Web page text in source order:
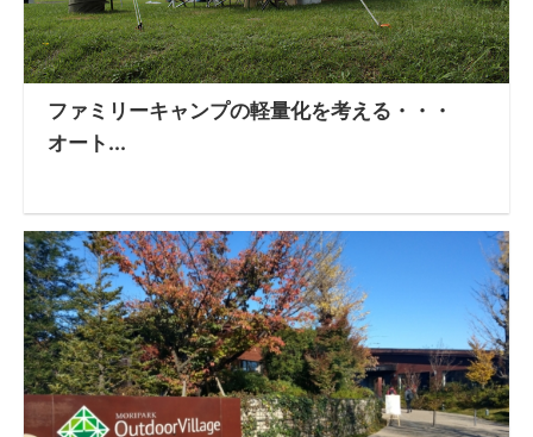
ファミリーキャンプの軽量化を考える・・・
オート...